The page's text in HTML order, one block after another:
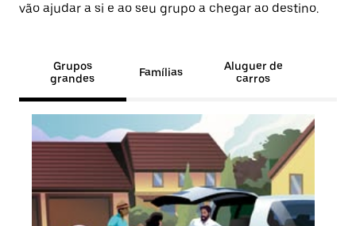
vão ajudar a si e ao seu grupo a chegar ao destino.
Grupos
grandes
Famílias
Aluguer de
carros